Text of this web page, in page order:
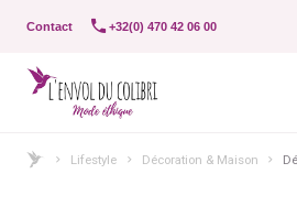
Contact +32(0) 470 42 06 00
Lifestyle Décoration & Maison